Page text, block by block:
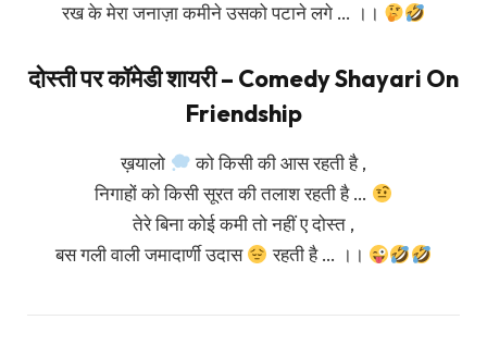
रख के मेरा जनाज़ा कमीने उसको पटाने लगे … ।।
दोस्ती पर कॉमेडी शायरी – Comedy Shayari On
Friendship
ख़यालो
को किसी की आस रहती है ,
निगाहों को किसी सूरत की तलाश रहती है …
तेरे बिना कोई कमी तो नहीं ए दोस्त ,
बस गली वाली जमादार्णी उदास
रहती है … ।।